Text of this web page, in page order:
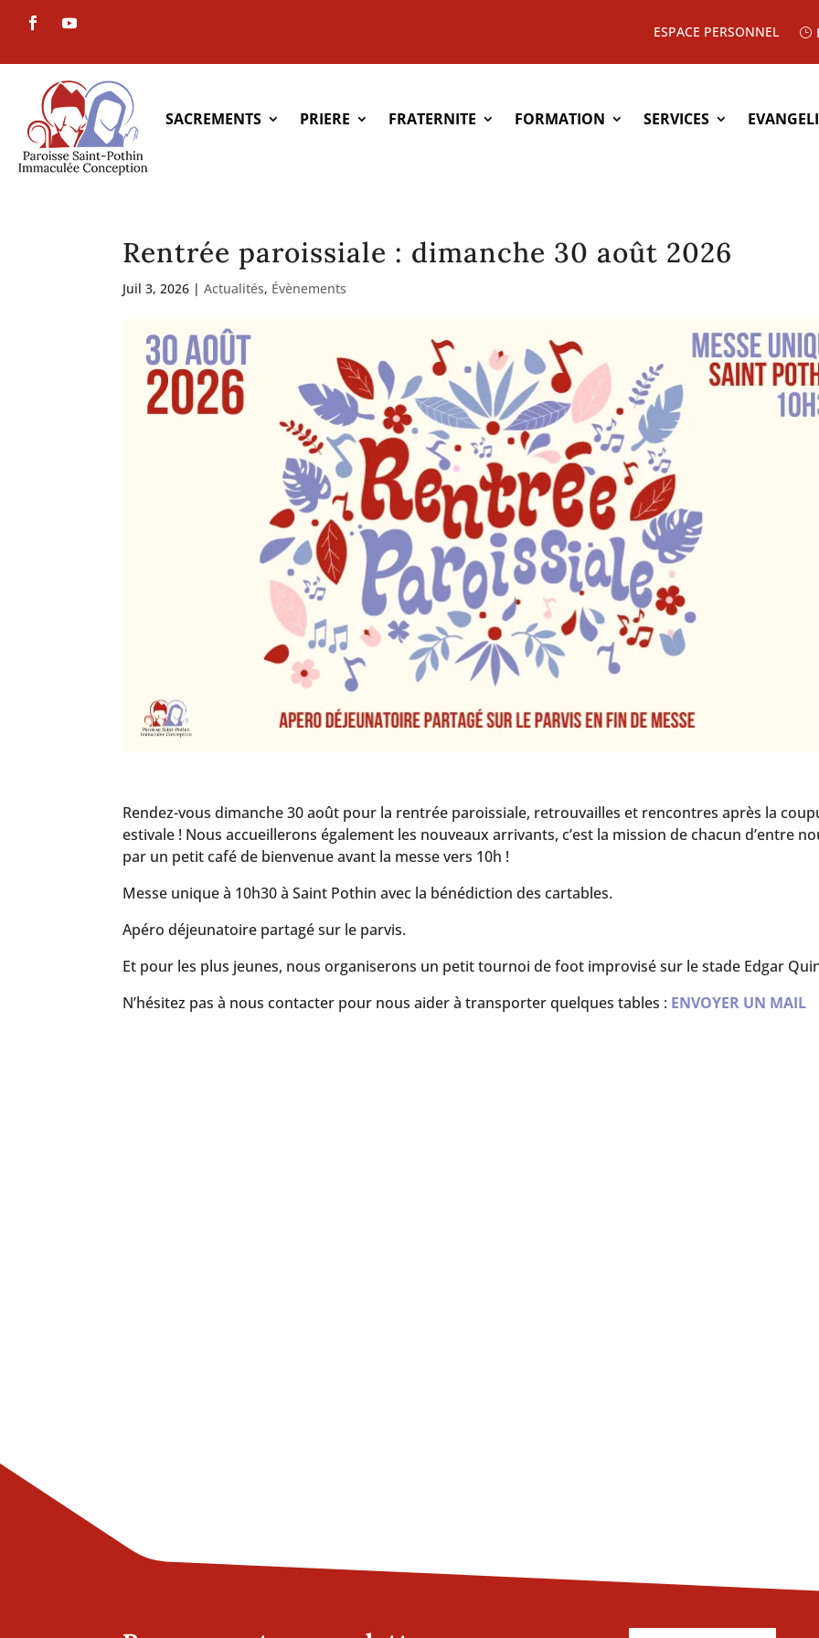
ESPACE PERSONNEL
SACREMENTS PRIERE FRATERNITE FORMATION SERVICES
Rentrée paroissiale : dimanche 30 août 2026
Juil 3, 2026 |Actualités, Évènements
Rendez-vous dimanche 30 août pour la rentrée paroissiale, retrouvailles et rencontres après la
estivale ! Nous accueillerons également les nouveaux arrivants, c’est la mission de chacun d’entre
par un petit café de bienvenue avant la messe vers 10h !
Messe unique à 10h30 à Saint Pothin avec la bénédiction des cartables.
Apéro déjeunatoire partagé sur le parvis.
Et pour les plus jeunes, nous organiserons un petit tournoi de foot improvisé sur le stade Edgar
N’hésitez pas à nous contacter pour nous aider à transporter quelques tables : ENVOYER UN MAIL